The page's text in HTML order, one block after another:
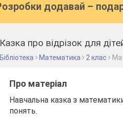
додавай –
Казка про відрізок для
Бібліотека Математика 2 клас
Про матеріал
Навчальна казка з
понять.